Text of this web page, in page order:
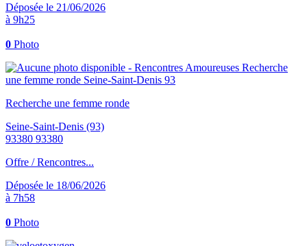
Déposée le 21/06/2026
à 9h25
0 Photo
Recherche une femme ronde
Seine-Saint-Denis (93)
93380 93380
Offre / Rencontres...
Déposée le 18/06/2026
à 7h58
0 Photo